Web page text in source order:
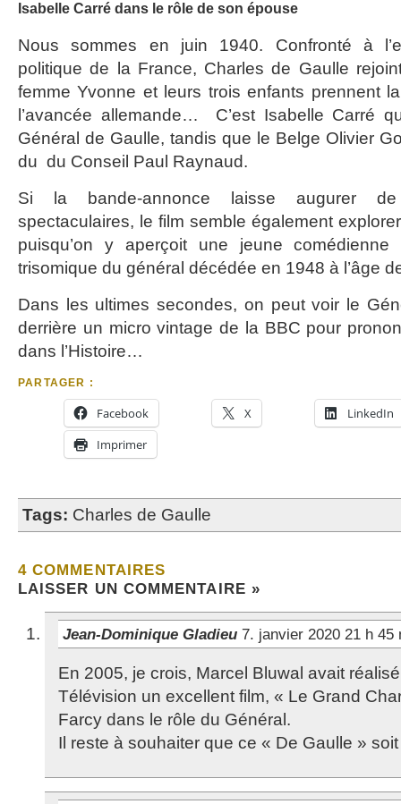
Isabelle Carré dans le rôle de son épouse
Nous sommes en juin 1940. Confronté à
politique de la France, Charles de Gaulle
femme Yvonne et leurs trois enfants prennent
l’avancée allemande… C’est Isabelle Carré
Général de Gaulle, tandis que le Belge Olivier
du du Conseil Paul Raynaud.
Si la bande-annonce laisse augurer de
spectaculaires, le film semble également
puisqu’on y aperçoit une jeune
trisomique du général décédée en 1948 à l’âge
Dans les ultimes secondes, on peut voir le
derrière un micro vintage de la BBC pour
dans l’Histoire…
PARTAGER :
Facebook X
LinkedIn
Imprimer
Tags: Charles de Gaulle
4 COMMENTAIRES
LAISSER UN COMMENTAIRE »
Jean-Dominique Gladieu 7. janvier 2020 21 h
En 2005, je crois, Marcel Bluwal avait
Télévision un excellent film, « Le Grand
Farcy dans le rôle du Général.
Il reste à souhaiter que ce « De Gaulle »